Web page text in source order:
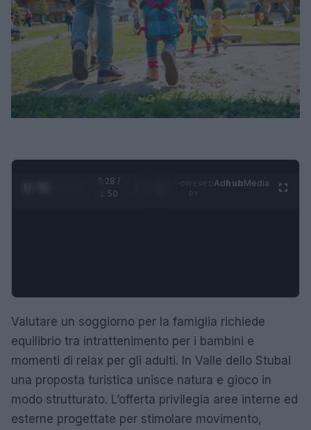
0:30 /
1:50
AdhubMedia
Valutare un soggiorno per la famiglia richiede
equilibrio tra intrattenimento per i bambini e
momenti di relax per gli adulti. In Valle dello Stubai
una proposta turistica unisce natura e gioco in
modo strutturato. L’offerta privilegia aree interne ed
esterne progettate per stimolare movimento,